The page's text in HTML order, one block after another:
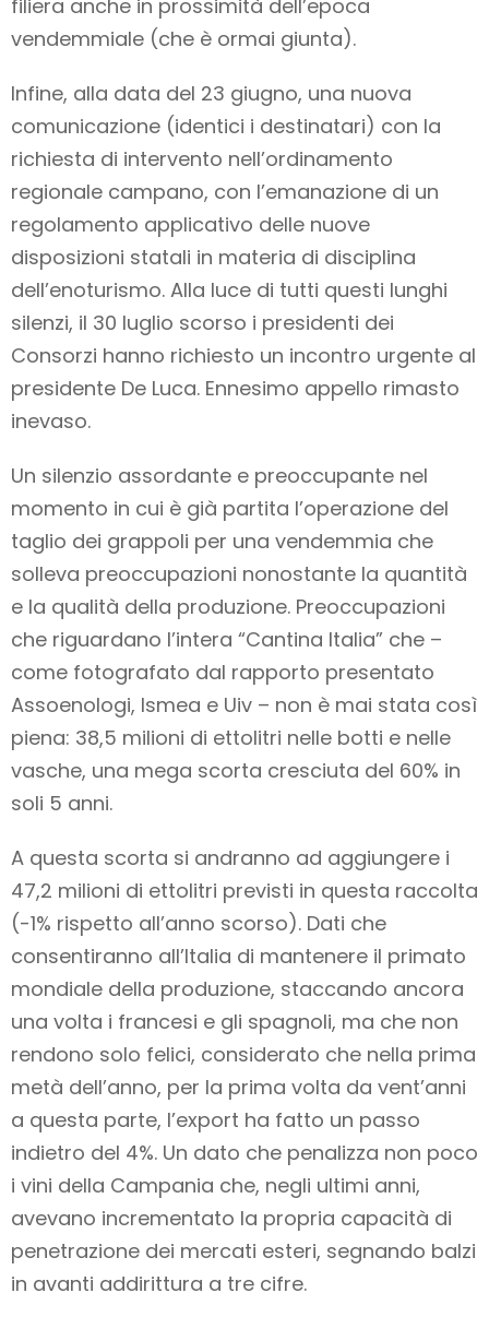
filiera anche in prossimità dell’epoca
vendemmiale (che è ormai giunta).
Infine, alla data del 23 giugno, una nuova
comunicazione (identici i destinatari) con la
richiesta di intervento nell’ordinamento
regionale campano, con l’emanazione di un
regolamento applicativo delle nuove
disposizioni statali in materia di disciplina
dell’enoturismo. Alla luce di tutti questi lunghi
silenzi, il 30 luglio scorso i presidenti dei
Consorzi hanno richiesto un incontro urgente al
presidente De Luca. Ennesimo appello rimasto
inevaso.
Un silenzio assordante e preoccupante nel
momento in cui è già partita l’operazione del
taglio dei grappoli per una vendemmia che
solleva preoccupazioni nonostante la quantità
e la qualità della produzione. Preoccupazioni
che riguardano l’intera “Cantina Italia” che –
come fotografato dal rapporto presentato
Assoenologi, Ismea e Uiv – non è mai stata così
piena: 38,5 milioni di ettolitri nelle botti e nelle
vasche, una mega scorta cresciuta del 60% in
soli 5 anni.
A questa scorta si andranno ad aggiungere i
47,2 milioni di ettolitri previsti in questa raccolta
(-1% rispetto all’anno scorso). Dati che
consentiranno all’Italia di mantenere il primato
mondiale della produzione, staccando ancora
una volta i francesi e gli spagnoli, ma che non
rendono solo felici, considerato che nella prima
metà dell’anno, per la prima volta da vent’anni
a questa parte, l’export ha fatto un passo
indietro del 4%. Un dato che penalizza non poco
i vini della Campania che, negli ultimi anni,
avevano incrementato la propria capacità di
penetrazione dei mercati esteri, segnando balzi
in avanti addirittura a tre cifre.